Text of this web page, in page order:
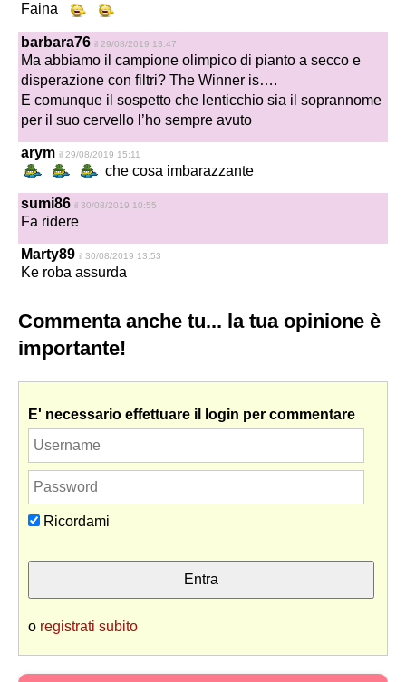
Faina
barbara76 il 29/08/2019 13:47
Ma abbiamo il campione olimpico di pianto a secco e
disperazione con filtri? The Winner is….
E comunque il sospetto che lenticchio sia il soprannome
per il suo cervello l’ho sempre avuto
arym il 29/08/2019 15:11
che cosa imbarazzante
sumi86 il 30/08/2019 10:55
Fa ridere
Marty89 il 30/08/2019 13:53
Ke roba assurda
Commenta anche tu... la tua opinione è
importante!
E' necessario effettuare il login per commentare
Ricordami
o registrati subito